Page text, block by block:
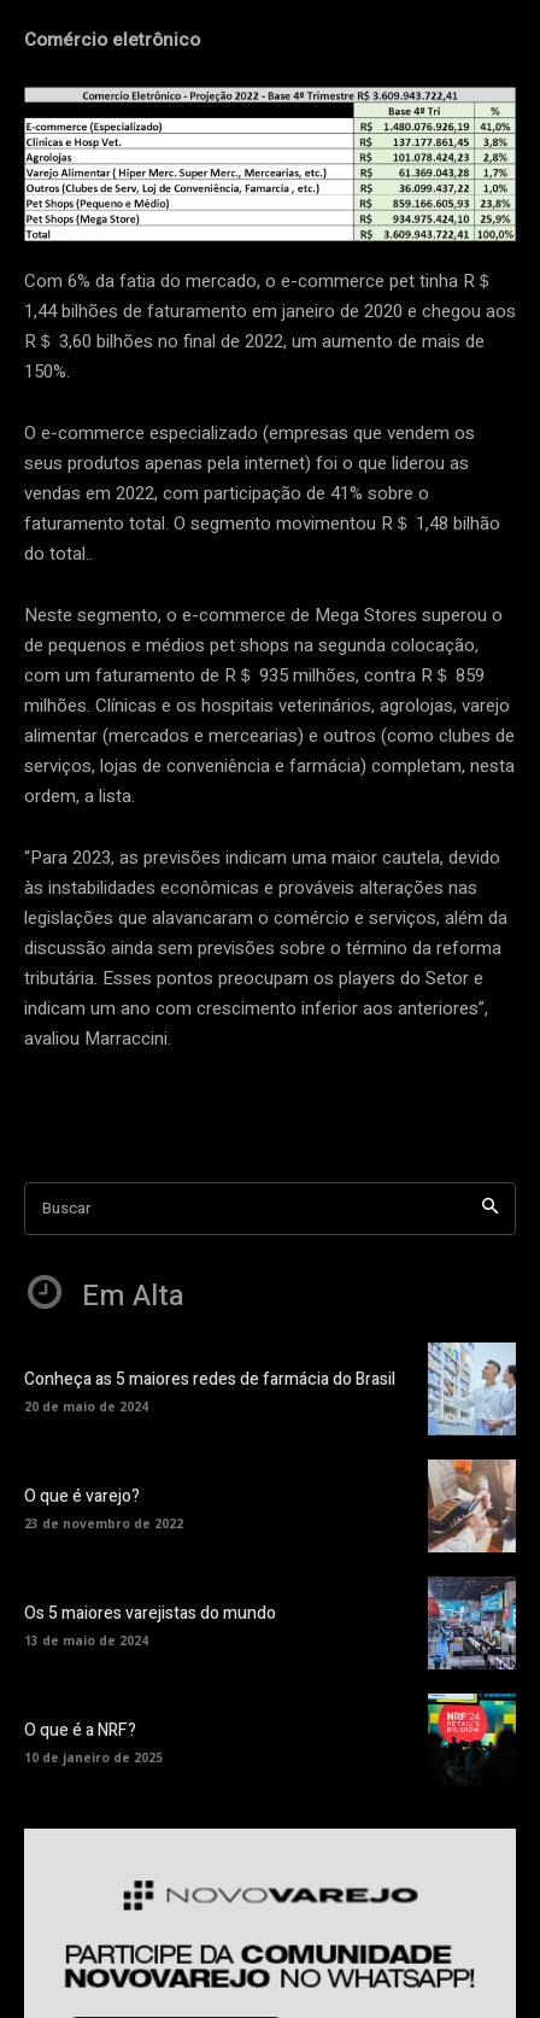
Comércio eletrônico
Com 6% da fatia do mercado, o e-commerce pet tinha R＄
1,44 bilhões de faturamento em janeiro de 2020 e chegou aos
R＄ 3,60 bilhões no final de 2022, um aumento de mais de
150%.
O e-commerce especializado (empresas que vendem os
seus produtos apenas pela internet) foi o que liderou as
vendas em 2022, com participação de 41% sobre o
faturamento total. O segmento movimentou R＄ 1,48 bilhão
do total..
Neste segmento, o e-commerce de Mega Stores superou o
de pequenos e médios pet shops na segunda colocação,
com um faturamento de R＄ 935 milhões, contra R＄ 859
milhões. Clínicas e os hospitais veterinários, agrolojas, varejo
alimentar (mercados e mercearias) e outros (como clubes de
serviços, lojas de conveniência e farmácia) completam, nesta
ordem, a lista.
“Para 2023, as previsões indicam uma maior cautela, devido
às instabilidades econômicas e prováveis alterações nas
legislações que alavancaram o comércio e serviços, além da
discussão ainda sem previsões sobre o término da reforma
tributária. Esses pontos preocupam os players do Setor e
indicam um ano com crescimento inferior aos anteriores”,
avaliou Marraccini.
Buscar
Em Alta
Conheça as 5 maiores redes de farmácia do Brasil
20 de maio de 2024
O que é varejo?
23 de novembro de 2022
Os 5 maiores varejistas do mundo
13 de maio de 2024
O que é a NRF?
10 de janeiro de 2025